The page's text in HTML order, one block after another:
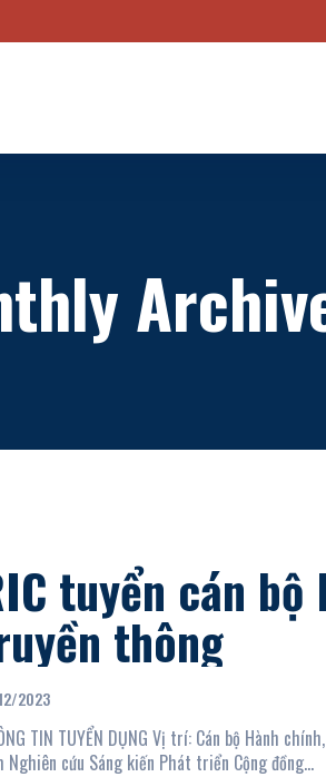
tuyển cán bộ
thông
2023
TIN TUYỂN DỤNG Vị trí: Cán bộ Hành chính,
Nghiên cứu Sáng kiến Phát triển Cộng đồng...